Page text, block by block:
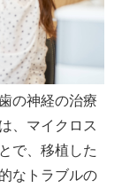
の神経の治療
、マイクロス
で、移植した
なトラブルの